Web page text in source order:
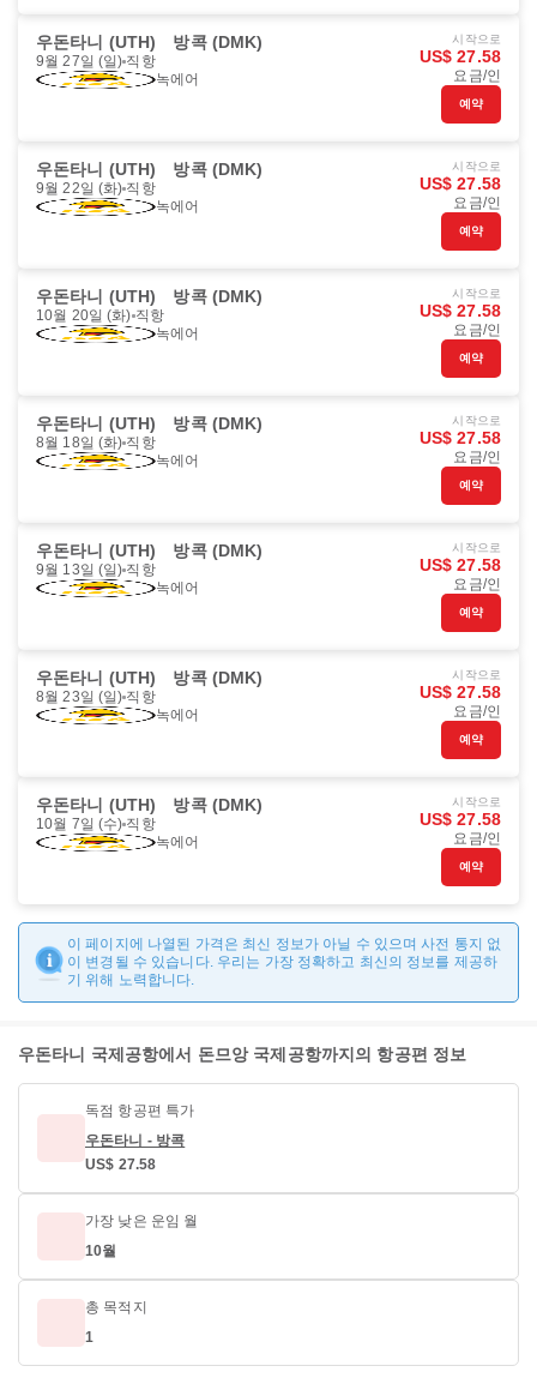
우돈타니 (UTH) 방콕 (DMK)
9월 27일 (일) 직항
녹에어
시작으로
US$ 27.58
요금/인
예약
우돈타니 (UTH) 방콕 (DMK)
9월 22일 (화) 직항
녹에어
시작으로
US$ 27.58
요금/인
예약
우돈타니 (UTH) 방콕 (DMK)
10월 20일 (화) 직항
녹에어
시작으로
US$ 27.58
요금/인
예약
우돈타니 (UTH) 방콕 (DMK)
8월 18일 (화) 직항
녹에어
시작으로
US$ 27.58
요금/인
예약
우돈타니 (UTH) 방콕 (DMK)
9월 13일 (일) 직항
녹에어
시작으로
US$ 27.58
요금/인
예약
우돈타니 (UTH) 방콕 (DMK)
8월 23일 (일) 직항
녹에어
시작으로
US$ 27.58
요금/인
예약
우돈타니 (UTH) 방콕 (DMK)
10월 7일 (수) 직항
녹에어
시작으로
US$ 27.58
요금/인
예약
이 페이지에 나열된 가격은 최신 정보가 아닐 수 있으며 사전 통지 없
이 변경될 수 있습니다. 우리는 가장 정확하고 최신의 정보를 제공하
기 위해 노력합니다.
우돈타니 국제공항에서 돈므앙 국제공항까지의 항공편 정보
독점 항공편 특가
우돈타니 - 방콕
US$ 27.58
가장 낮은 운임 월
10월
총 목적지
1